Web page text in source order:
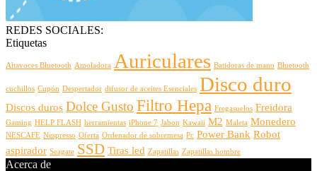
REDES SOCIALES:
Etiquetas
Altavoces Bluetooth Amoladora Auriculares Batidoras de mano Bluetooth
cuchillos Cupón Despertador difusor de aceites Esenciales Disco duro
Discos duros Dolce Gusto Filtro Hepa Fregasuelos Freidora
Gaming HELP FLASH herramientas iPhone 7 Jabon Kawaii M2 Maleta Monedero
NESCAFE Nespresso Oferta Ordenador de sobremesa Pc Power Bank Robot
aspirador Seagate SSD Tiras led Zapatillas Zapatillas hombre
Acerca de